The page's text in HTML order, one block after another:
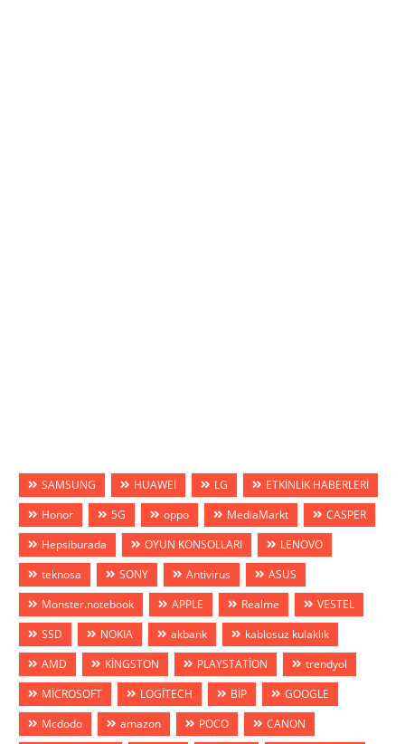
SAMSUNG HUAWEİ LG
ETKİNLİK HABERLERİ
Honor
5G oppo MediaMarkt
CASPER
Hepsiburada
OYUN KONSOLLARI
LENOVO
teknosa
SONY Antivirus
ASUS
Monster.notebook
APPLE Realme
VESTEL
SSD
NOKIA akbank
kablosuz kulaklık
AMD
KİNGSTON PLAYSTATİON
trendyol
MİCROSOFT
LOGİTECH BİP
GOOGLE
Mcdodo
amazon POCO
CANON